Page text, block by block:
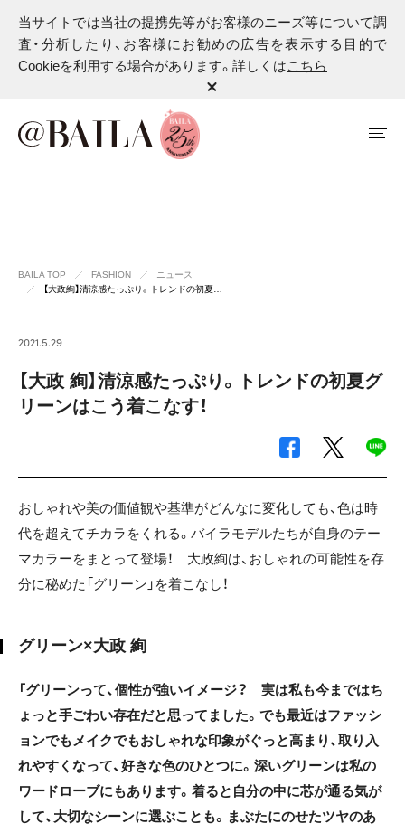
当サイトでは当社の提携先等がお客様のニーズ等について調
査・分析したり、お客様にお勧めの広告を表示する目的で
Cookieを利用する場合があります。詳しくはこちら
BAILA TOP FASHION
ニュース
【大政絢】清涼感たっぷり。トレンドの初夏…
2021.5.29
【大政 絢】清涼感たっぷり。トレンドの初夏グ
リーンはこう着こなす！
おしゃれや美の価値観や基準がどんなに変化しても、色は時
代を超えてチカラをくれる。バイラモデルたちが自身のテー
マカラーをまとって登場！ 大政絢は、おしゃれの可能性を存
分に秘めた「グリーン」を着こなし！
グリーン×大政 絢
「グリーンって、個性が強いイメージ？ 実は私も今まではち
ょっと手ごわい存在だと思ってました。でも最近はファッシ
ョンでもメイクでもおしゃれな印象がぐっと高まり、取り入
れやすくなって、好きな色のひとつに。深いグリーンは私の
ワードローブにもあります。着ると自分の中に芯が通る気が
して、大切なシーンに選ぶことも。まぶたにのせたツヤのあ